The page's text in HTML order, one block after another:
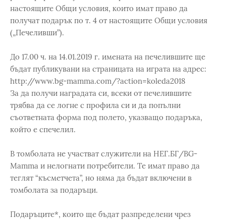
настоящите Общи условия, които имат право да
получат подарък по т. 4 от настоящите Общи условия
(„Печеливши”).
До 17.00 ч. на 14.01.2019 г. имената на печелившите ще
бъдат публикувани на страницата на играта на адрес:
http://www.bg-mamma.com/?action=koleda2018
За да получи наградата си, всеки от печелившите
трябва да се логне с профила си и да попълни
съответната форма под полето, указващо подаръка,
който е спечелил.
В томболата не участват служители на НЕГ.БГ/BG-
Mamma и нелогнати потребители. Те имат право да
теглят “късметчета”, но няма да бъдат включени в
томболата за подаръци.
Подаръците*, които ще бъдат разпределени чрез